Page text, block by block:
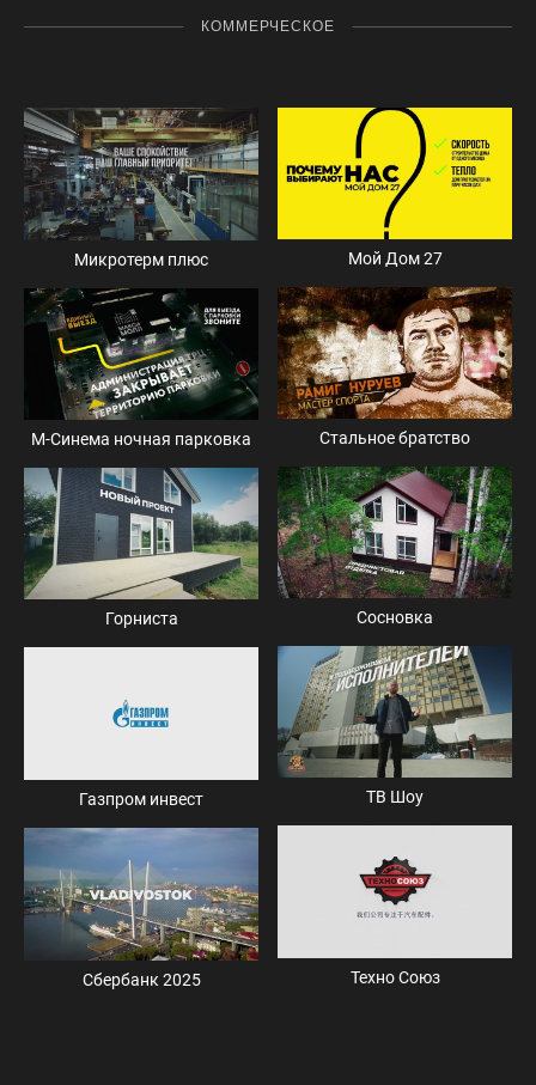
КОММЕРЧЕСКОЕ
Микротерм плюс Мой Дом 27
Стальное братство
М-Синема ночная парковка
Сосновка
Горниста
ТВ Шоу
Газпром инвест
Техно Союз
Сбербанк 2025